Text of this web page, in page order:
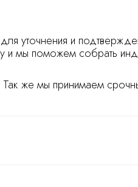
уточнения и
мы поможем собрать
же мы принимаем